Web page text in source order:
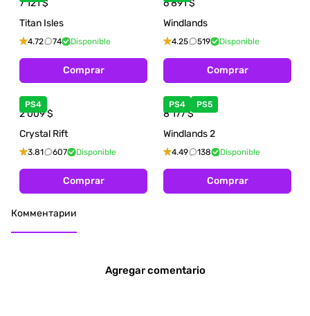
7 121$
Titan Isles
4.72 74 Disponible
Comprar
6 891$
Windlands
4.25 519 Disponible
Comprar
PS4
2 009$
Crystal Rift
3.81 607 Disponible
Comprar
PS4 PS5
8 177$
Windlands 2
4.49 138 Disponible
Comprar
Комментарии
Agregar comentario